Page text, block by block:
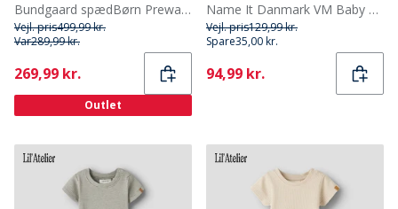
Bundgaard spædBørn Prewalker II Strop Sko Night Sky Ws
Vejl. pris499,99 kr.
Var289,99 kr.
Current
269,99 kr.
Outlet
Name It Danmark VM Baby Bodystocking True Red Denmark
Vejl. pris129,99 kr.
Spare35,00 kr.
Current
94,99 kr.